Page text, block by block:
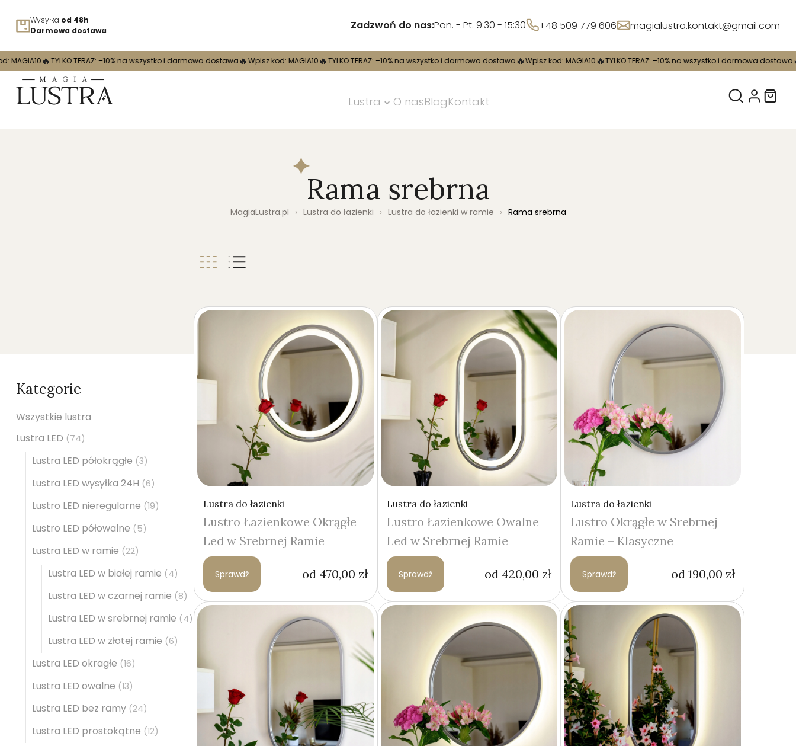
Wysyłka od 48h
Darmowa dostawa
Zadzwoń do nas:Pon. - Pt. 9:30 - 15:30 +48 509 779 606 magialustra.kontakt@gmail.com
TYLKO TERAZ: –10% na wszystko i darmowa dostawa🔥Wpisz kod: MAGIA10🔥TYLKO TERAZ: –10% na wszystko i darmowa dostawa🔥Wpisz kod: MAGIA10🔥TYLKO TERAZ: –10% na wszystko i darmowa dostawa🔥Wpisz kod:
Lustra O nasBlogKontakt
Rama srebrna
MagiaLustra.pl › Lustra do łazienki › Lustra do łazienki w ramie › Rama srebrna
Kategorie
Wszystkie lustra
Lustra LED (74)
Lustra LED półokrągłe (3)
Lustra LED wysyłka 24H (6)
Lustro LED nieregularne (19)
Lustro LED półowalne (5)
Lustra LED w ramie (22)
Lustra LED w białej ramie (4)
Lustra LED w czarnej ramie (8)
Lustra LED w srebrnej ramie (4)
Lustra LED w złotej ramie (6)
Lustra LED okragłe (16)
Lustra LED owalne (13)
Lustra LED bez ramy (24)
Lustra LED prostokątne (12)
Lustra do łazienki
Lustro Łazienkowe Okrągłe
Led w Srebrnej Ramie
Sprawdź od 470,00 zł
Lustra do łazienki
Lustro Łazienkowe Owalne
Led w Srebrnej Ramie
Sprawdź od 420,00 zł
Lustra do łazienki
Lustro Okrągłe w Srebrnej
Ramie – Klasyczne
Sprawdź od 190,00 zł